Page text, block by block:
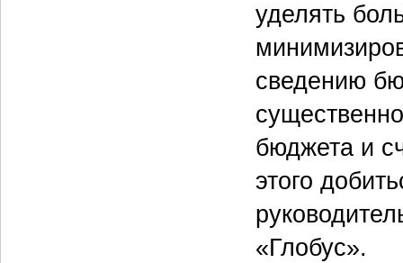
уделять
сведению
бюджета и
этого
«Глобус».